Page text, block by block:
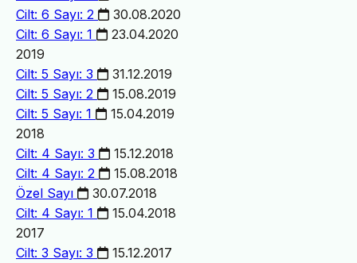
Cilt: 6 Sayı: 2
30.08.2020
Cilt: 6 Sayı: 1
23.04.2020
2019
Cilt: 5 Sayı: 3
31.12.2019
Cilt: 5 Sayı: 2
15.08.2019
Cilt: 5 Sayı: 1
15.04.2019
2018
Cilt: 4 Sayı: 3
15.12.2018
Cilt: 4 Sayı: 2
15.08.2018
Özel Sayı
30.07.2018
Cilt: 4 Sayı: 1
15.04.2018
2017
Cilt: 3 Sayı: 3
15.12.2017